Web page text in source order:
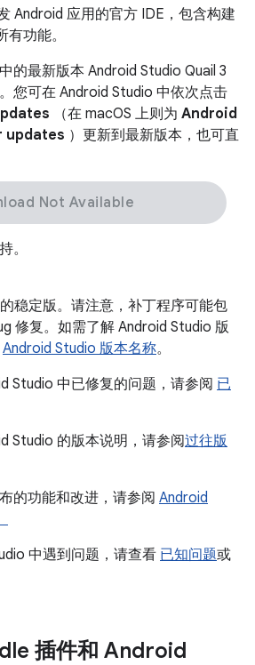
Android 应用的官方 IDE，包含构建
功能。
的最新版本 Android Studio Quail 3
您可在 Android Studio 中依次点击
（在 macOS 上则为 Android
updates ）更新到最新版本，也可直
Not Available
。
稳定版。请注意，补丁程序可能包
修复。如需了解 Android Studio 版
Android Studio 版本名称。
Studio 中已修复的问题，请参阅 已
Studio 的版本说明，请参阅过往版
的功能和改进，请参阅 Android
中遇到问题，请查看 已知问题或
插件和 Android